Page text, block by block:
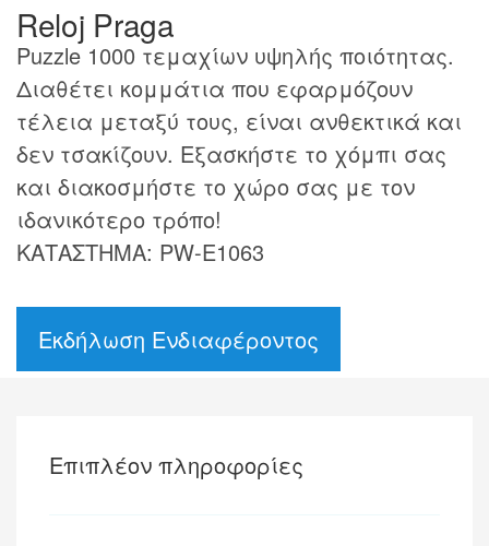
Reloj Praga
Puzzle 1000 τεμαχίων υψηλής ποιότητας.
Διαθέτει κομμάτια που εφαρμόζουν
τέλεια μεταξύ τους, είναι ανθεκτικά και
δεν τσακίζουν. Εξασκήστε το χόμπι σας
και διακοσμήστε το χώρο σας με τον
ιδανικότερο τρόπο!
ΚΑΤΑΣΤΗΜΑ: PW-E1063
Εκδήλωση Ενδιαφέροντος
Επιπλέον πληροφορίες